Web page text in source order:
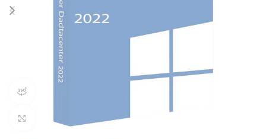
Clicca per ingrandire